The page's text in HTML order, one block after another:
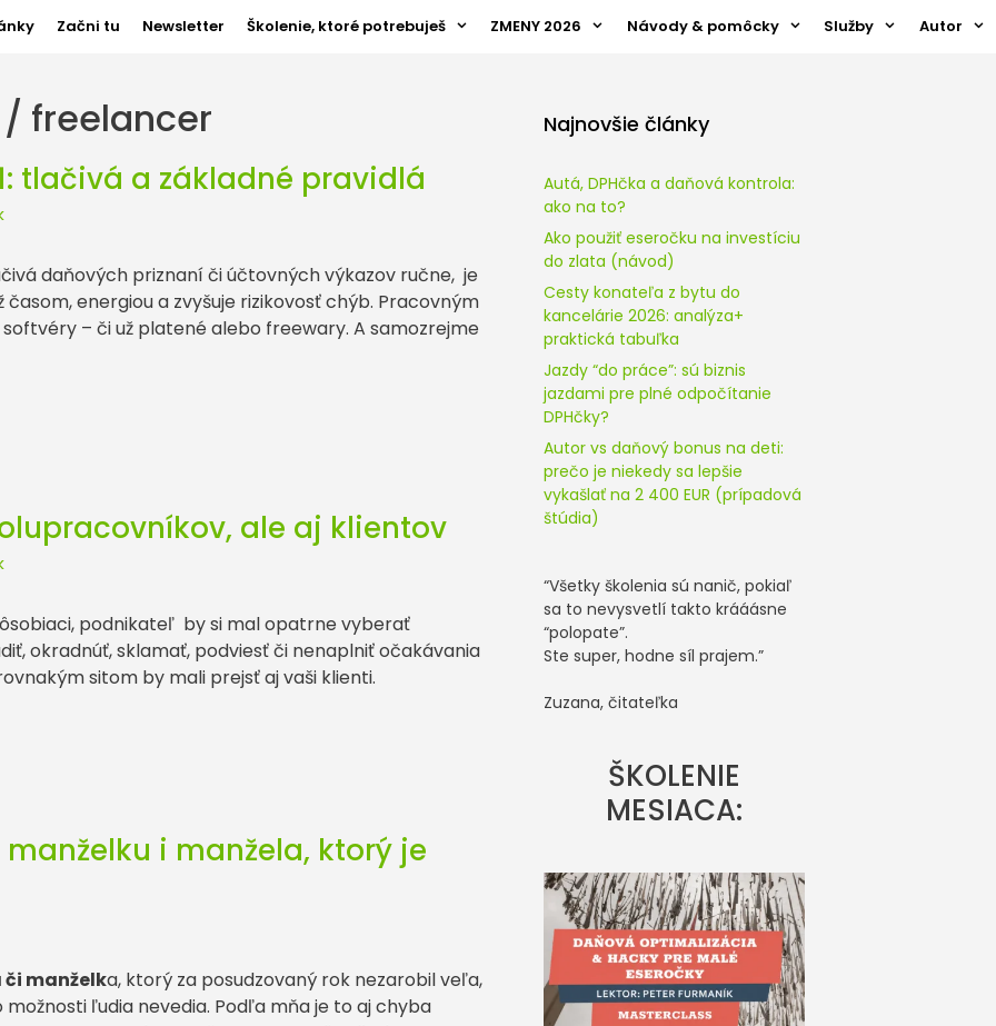
Začni tu Newsletter Školenie, ktoré potrebuješ ZMENY 2026 Návody & pomôcky Služby Autor
/ freelancer
tlačivá a základné pravidlá
daňových priznaní či účtovných výkazov ručne, je
energiou a zvyšuje rizikovosť chýb. Pracovným
– či už platené alebo freewary. A samozrejme
ale aj klientov
podnikateľ by si mal opatrne vyberať
okradnúť, sklamať, podviesť či nenaplniť očakávania
sitom by mali prejsť aj vaši klienti.
i manžela, ktorý je
manželka, ktorý za posudzovaný rok nezarobil veľa,
ľudia nevedia. Podľa mňa je to aj chyba
Najnovšie články
Autá, DPHčka a daňová kontrola:
ako na to?
Ako použiť eseročku na investíciu
do zlata (návod)
Cesty konateľa z bytu do
kancelárie 2026: analýza+
praktická tabuľka
Jazdy “do práce”: sú biznis
jazdami pre plné odpočítanie
DPHčky?
Autor vs daňový bonus na deti:
prečo je niekedy sa lepšie
vykašlať na 2 400 EUR (prípadová
štúdia)
“Všetky školenia sú nanič, pokiaľ
sa to nevysvetlí takto krááásne
“polopate”.
Ste super, hodne síl prajem.”
Zuzana, čitateľka
ŠKOLENIE
MESIACA: